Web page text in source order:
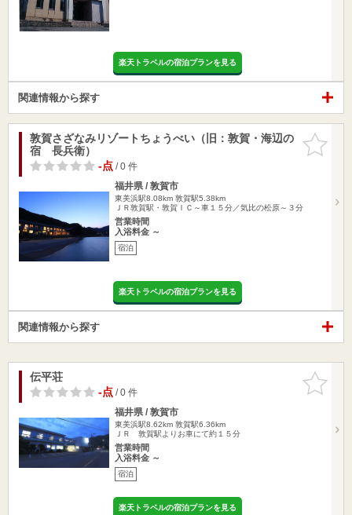
楽天トラベルの宿泊プランを見る
関連情報から探す
お気に入
りに追加
敦賀さざなみリゾートちょうべい（旧：敦賀・海辺の
宿 長兵衛）
-点/ 0 件
福井県 / 敦賀市
東美浜駅8.08km 敦賀駅5.38km
ＪＲ敦賀駅・敦賀ＩＣ～車１５分／気比の松原～３分
営業時間
入浴料金 ～
宿泊
楽天トラベルの宿泊プランを見る
関連情報から探す
お気に入
りに追加
伝平荘
-点/ 0 件
福井県 / 敦賀市
東美浜駅8.62km 敦賀駅6.36km
ＪＲ 敦賀駅よりお車にて約１５分
営業時間
入浴料金 ～
宿泊
楽天トラベルの宿泊プランを見る